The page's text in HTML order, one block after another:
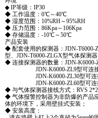
◆ IP等级：IP30
◆ 工作温度：0℃～40℃
◆ 湿度范围：10%RH～95%RH
◆ 压力范围：86Kpa～106Kpa
◆ 存储温度：-10℃～50℃
产品安装
◆ 配套使用的探测器：JDN-T6000-
型、JDN-T6000-ZLGX型气体探测器
◆ 连接探测器的数量：JDN-K6000-
JDN-K6000-ZL9型可连接
JDN-K6000-ZL30型可连接
JDN-K6000-ZL60型可连接
◆ 与气体探测器接线方式：RVS
◆ 气体报警控制器为非防爆的产品
体的环境下，采用壁挂式安装；
◆ 安装高度：